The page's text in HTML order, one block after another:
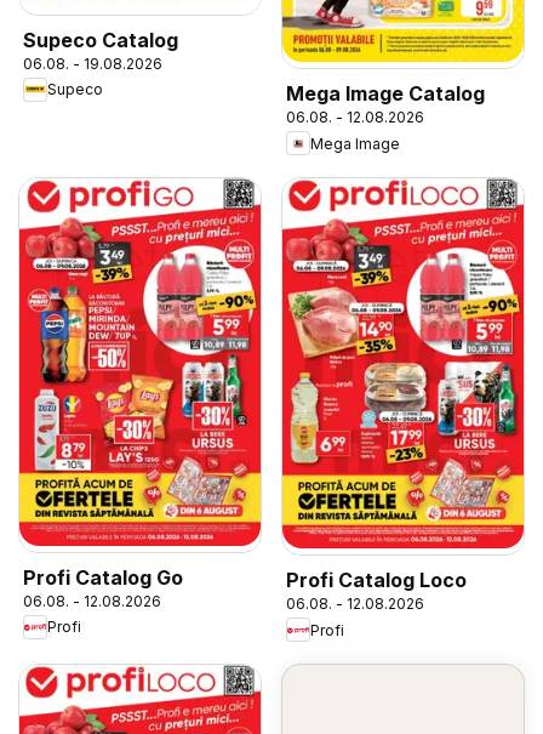
Supeco Catalog
06.08. - 19.08.2026
Supeco
Mega Image Catalog
06.08. - 12.08.2026
Mega Image
Profi Catalog Go
06.08. - 12.08.2026
Profi
Profi Catalog Loco
06.08. - 12.08.2026
Profi